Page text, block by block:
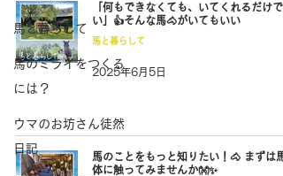
馬と暮らして
馬のミライをつくる
には？
ウマのお坊さん徒然
日記
「何もできなくても、いてくれるだけで
い」👍️そんな馬🐴がいてもいい
馬と暮らして
2025年6月5日
馬のことをもっと知りたい！🐴 まずは
体に触ってみませんか👐✨